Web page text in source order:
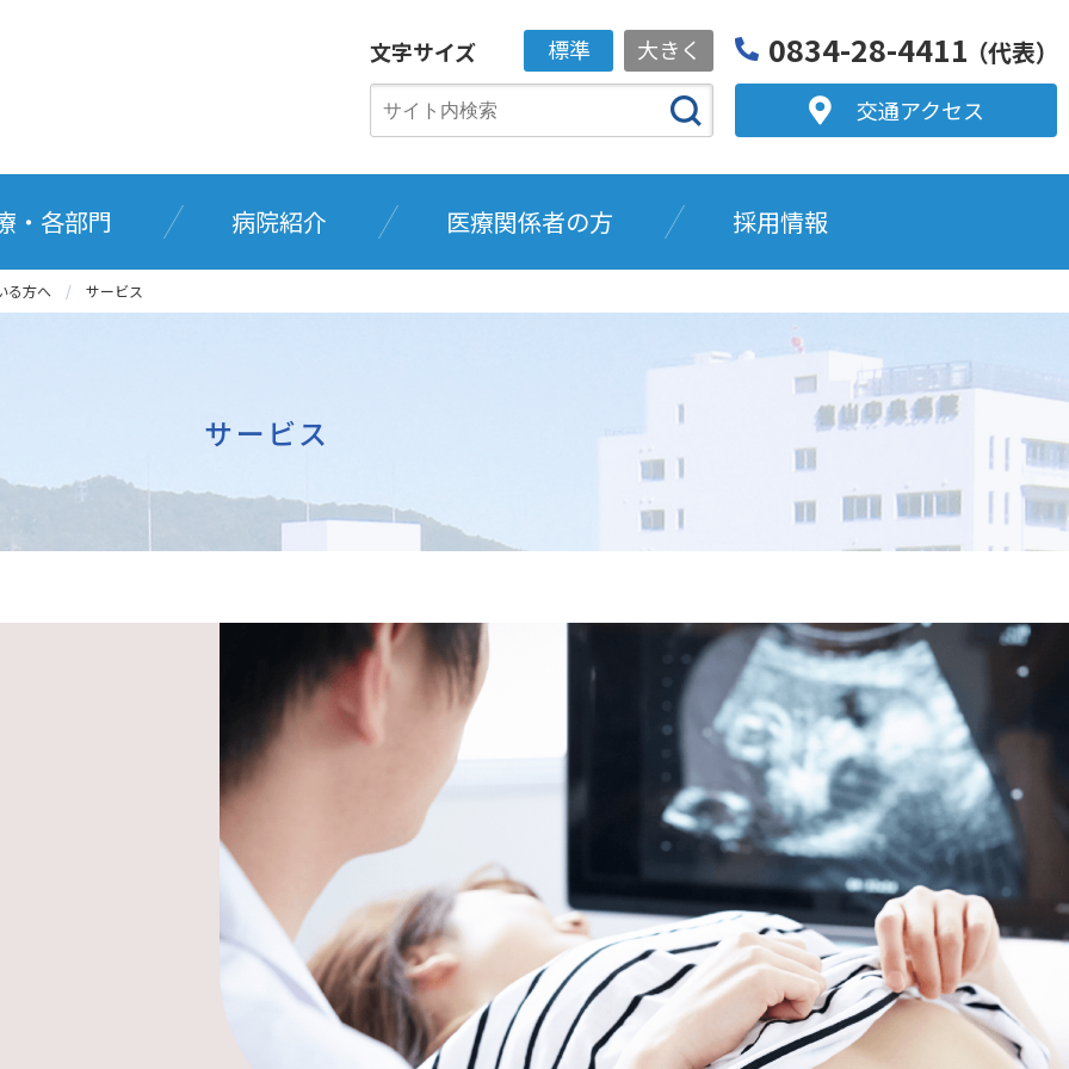
文字サイズ 標準 大きく 0834-28-4411 （代表）
交通アクセス
・各部門 病院紹介 医療関係者の方 採用情報
る方へ サービス
サービス